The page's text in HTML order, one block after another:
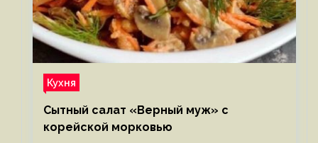
Кухня
Сытный салат «Верный муж» с
корейской морковью